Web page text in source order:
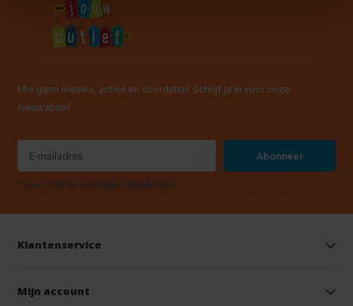
Mis geen nieuws, acties en voordelen! Schrijf je in voor onze
nieuwsbrief
Abonneer
* Lees hier de wettelijke beperkingen
Klantenservice
Mijn account